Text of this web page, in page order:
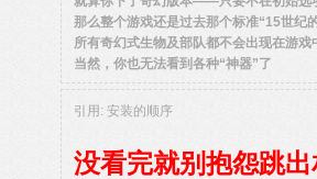
那么整个游戏还是过去那个标准“15世纪
所有奇幻式生物及部队都不会出现在游戏
当然，你也无法看到各种“神器”了
引用: 安装的顺序
没看完就别抱怨跳